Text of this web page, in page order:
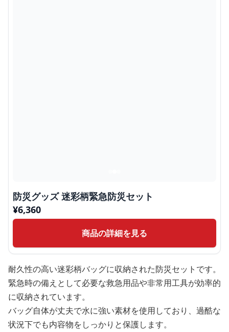
防災グッズ 迷彩柄緊急防災セット
¥6,360
商品の詳細を見る
耐久性の高い迷彩柄バッグに収納された防災セットです。
緊急時の備えとして必要な救急用品や非常用工具が効率的
に収納されています。
バッグ自体が丈夫で水に強い素材を使用しており、過酷な
状況下でも内容物をしっかりと保護します。